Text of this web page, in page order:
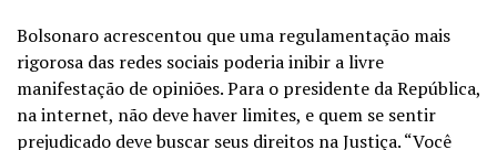
Bolsonaro acrescentou que uma regulamentação mais
rigorosa das redes sociais poderia inibir a livre
manifestação de opiniões. Para o presidente da República,
na internet, não deve haver limites, e quem se sentir
prejudicado deve buscar seus direitos na Justiça. “Você